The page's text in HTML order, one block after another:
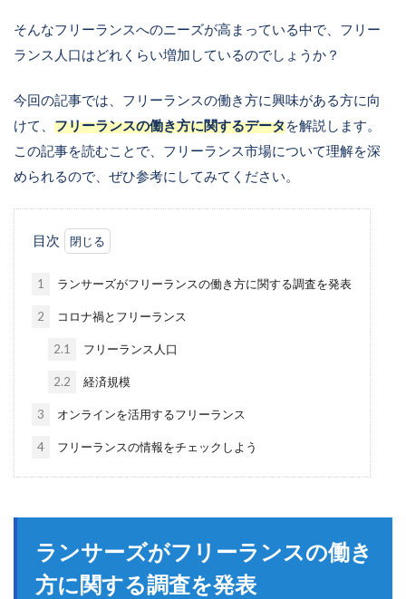
そんなフリーランスへのニーズが高まっている中で、フリー
ランス人口はどれくらい増加しているのでしょうか？
今回の記事では、フリーランスの働き方に興味がある方に向
けて、 フリーランスの働き方に関するデータを解説します。
この記事を読むことで、フリーランス市場について理解を深
められるので、ぜひ参考にしてみてください。
目次
1 ランサーズがフリーランスの働き方に関する調査を発表
2 コロナ禍とフリーランス
2.1 フリーランス人口
2.2 経済規模
3 オンラインを活用するフリーランス
4 フリーランスの情報をチェックしよう
ランサーズがフリーランスの働き
方に関する調査を発表